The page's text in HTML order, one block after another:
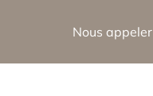
Nous appeler